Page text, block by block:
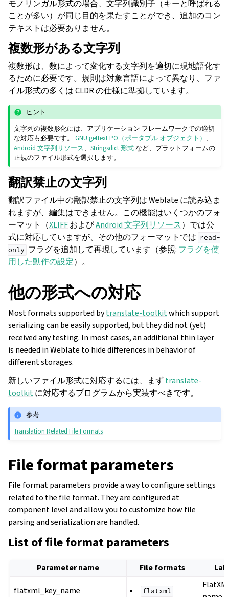
モノリンガル形式の場合、文字列識別子（キーと呼ばれる
ことが多い）が同じ目的を果たすことができ、追加のコン
テキストは必要ありません。
複数形がある文字列
複数形は、数によって変化する文字列を適切に現地語化す
るために必要です。規則は対象言語によって異なり、ファ
イル形式の多くは CLDR の仕様に準拠しています。
ヒント
文字列の複数形化には、アプリケーション フレームワークでの適切
な対応も必要です。GNU gettext PO（ポータブル オブジェクト） 、
Android 文字列リソース、Stringsdict 形式など、プラットフォームの
正規のファイル形式を選択します。
翻訳禁止の文字列
翻訳ファイル中の翻訳禁止の文字列は Weblate に読み込ま
れますが、編集はできません。この機能はいくつかのフォ
ーマット（XLIFFおよびAndroid 文字列リソース）では公
式に対応していますが、その他のフォーマットでは read-
only フラグを追加して再現しています（参照: フラグを使
用した動作の設定）。
他の形式への対応
Most formats supported bytranslate-toolkitwhich support
serializing can be easily supported, but they did not (yet)
received any testing. In most cases, an additional thin layer
is needed in Weblate to hide differences in behavior of
different storages.
新しいファイル形式に対応するには、まずtranslate-
toolkitに対応するプログラムから実装すべきです。
参考
Translation Related File Formats
File format parameters
File format parameters provide a way to configure settings
related to the file format. They are configured at
component level and allow you to customize how file
parsing and serialization are handled.
List of file format parameters
Parameter name File formats
flatxml_key_name flatxml